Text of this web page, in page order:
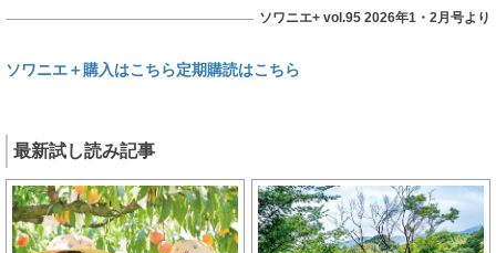
ソワニエ+ vol.95 2026年1・2月号より
ソワニエ＋購入はこちら定期購読はこちら
最新試し読み記事